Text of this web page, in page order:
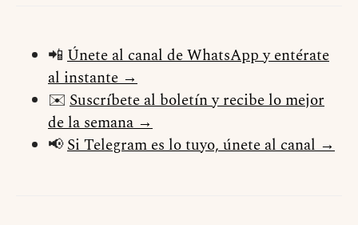
📲 Únete al canal de WhatsApp y entérate
al instante →
✉️ Suscríbete al boletín y recibe lo mejor
de la semana →
📢Si Telegram es lo tuyo, únete al canal →